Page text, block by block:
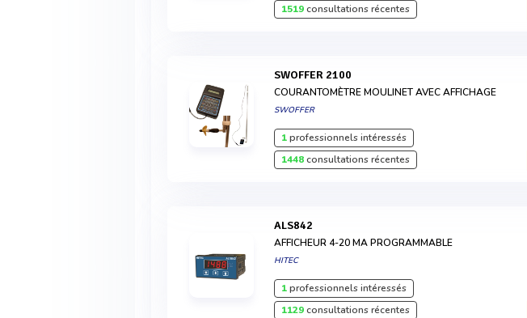
1519consultations récentes
SWOFFER 2100
COURANTOMÈTRE MOULINET AVEC AFFICHAGE
SWOFFER
1professionnels intéressés
1448consultations récentes
ALS842
AFFICHEUR 4-20 MA PROGRAMMABLE
HITEC
1professionnels intéressés
1129consultations récentes